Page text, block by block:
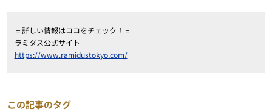
＝詳しい情報はココをチェック！＝
ラミダス公式サイト
https://www.ramidustokyo.com/
この記事のタグ